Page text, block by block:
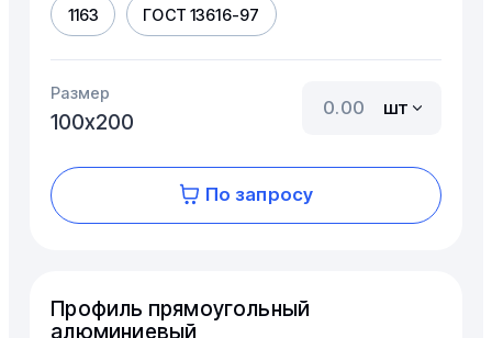
1163 ГОСТ 13616-97
Размер
100х200
шт
По запросу
Профиль прямоугольный
алюминиевый